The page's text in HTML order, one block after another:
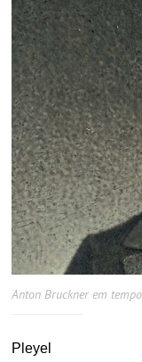
Anton Bruckner em
Pleyel